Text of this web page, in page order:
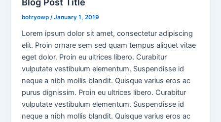
Blog Post Title
botryowp/January 1, 2019
Lorem ipsum dolor sit amet, consectetur adipiscing
elit. Proin ornare sem sed quam tempus aliquet vitae
eget dolor. Proin eu ultrices libero. Curabitur
vulputate vestibulum elementum. Suspendisse id
neque a nibh mollis blandit. Quisque varius eros ac
purus dignissim. Proin eu ultrices libero. Curabitur
vulputate vestibulum elementum. Suspendisse id
neque a nibh mollis blandit. Quisque varius eros ac